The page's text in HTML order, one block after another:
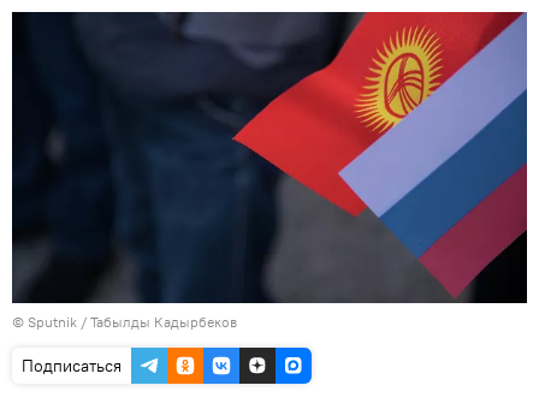
© Sputnik / Табылды Кадырбеков
Подписаться